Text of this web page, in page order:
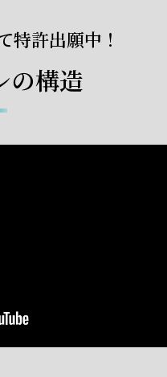
特許出願中！
の構造